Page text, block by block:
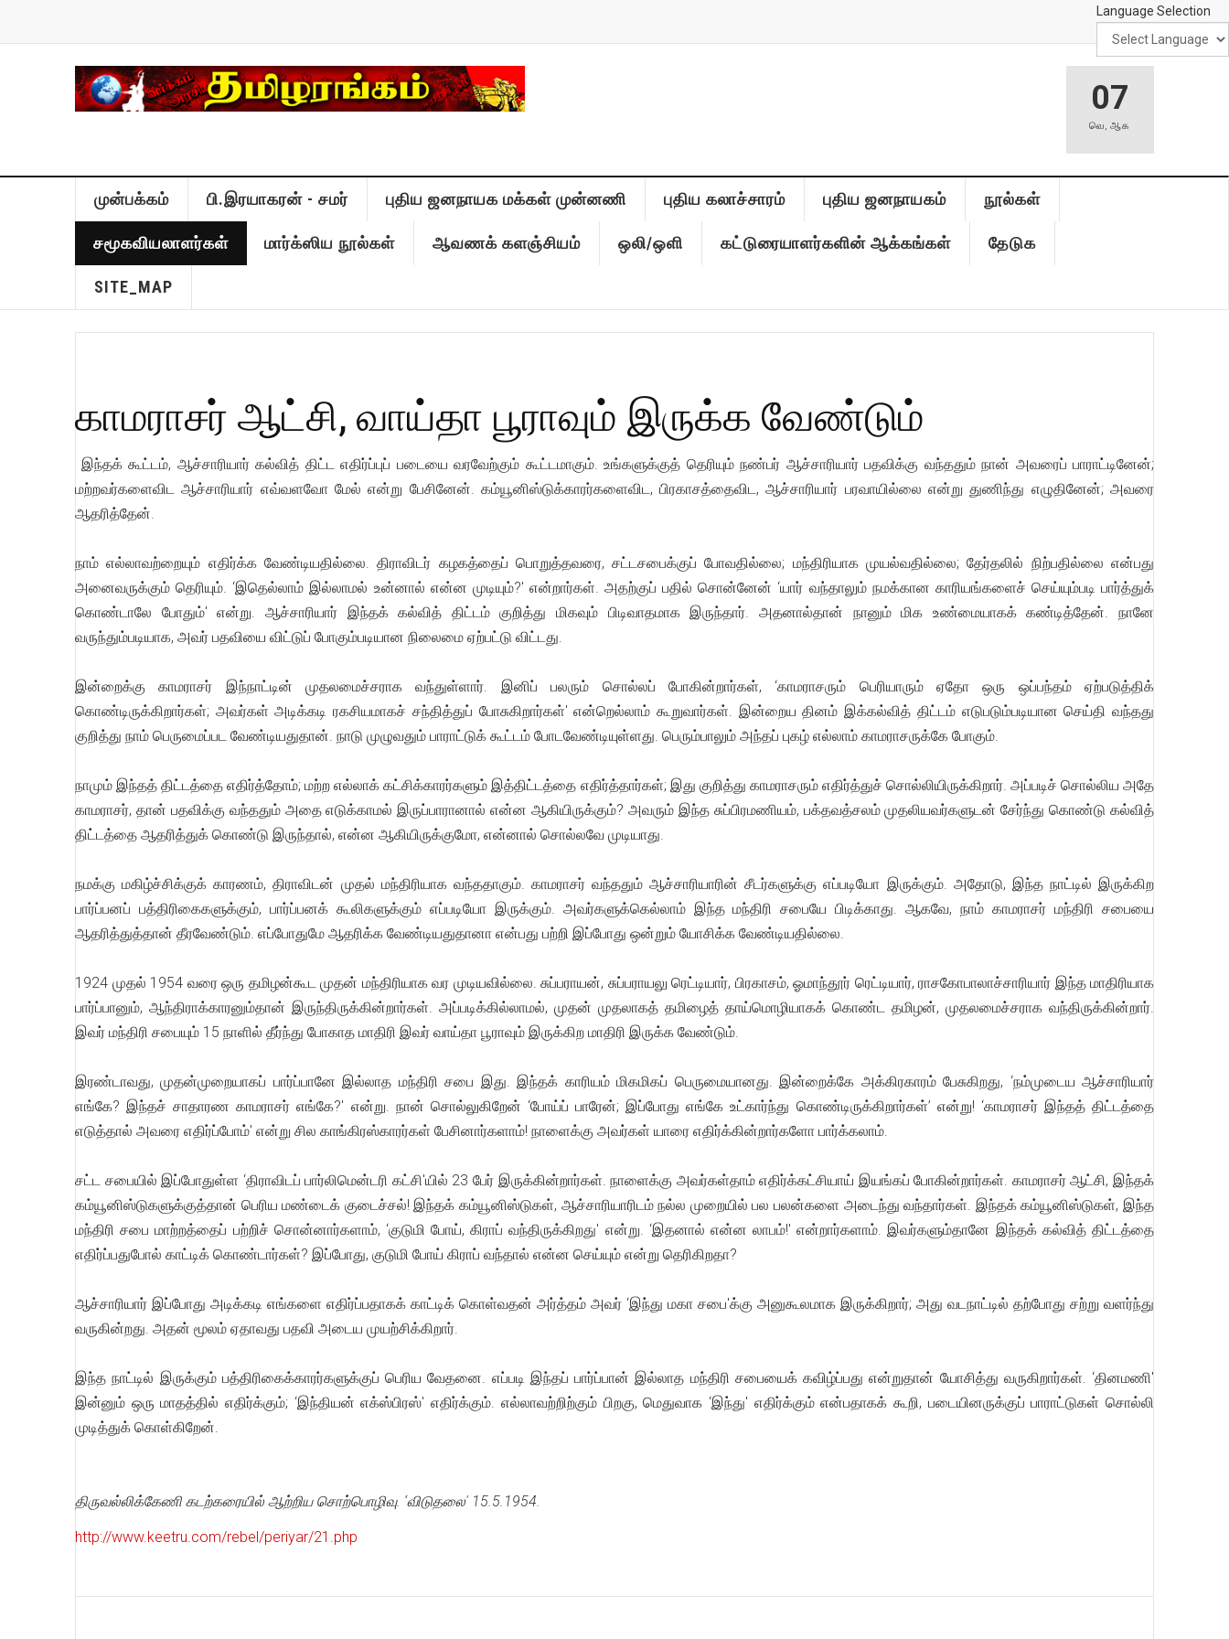
Language Selection
07
வெ,ஆக
முன்பக்கம் பி.இரயாகரன் - சமர் புதிய ஜனநாயக மக்கள் முன்னணி புதிய கலாச்சாரம் புதிய ஜனநாயகம் நூல்கள்
சமூகவியலாளர்கள் மார்க்ஸிய நூல்கள் ஆவணக் களஞ்சியம் ஒலி/ஒளி கட்டுரையாளர்களின் ஆக்கங்கள் தேடுக
SITE_MAP
காமராசர் ஆட்சி, வாய்தா பூராவும் இருக்க வேண்டும்
இந்தக் கூட்டம், ஆச்சாரியார் கல்வித் திட்ட எதிர்ப்புப் படையை வரவேற்கும் கூட்டமாகும். உங்களுக்குத் தெரியும் நண்பர் ஆச்சாரியார் பதவிக்கு வந்ததும் நான் அவரைப் பாராட்டினேன்;
மற்றவர்களைவிட ஆச்சாரியார் எவ்வளவோ மேல் என்று பேசினேன். கம்யூனிஸ்டுக்காரர்களைவிட, பிரகாசத்தைவிட, ஆச்சாரியார் பரவாயில்லை என்று துணிந்து எழுதினேன்; அவரை
ஆதரித்தேன்.
நாம் எல்லாவற்றையும் எதிர்க்க வேண்டியதில்லை. திராவிடர் கழகத்தைப் பொறுத்தவரை, சட்டசபைக்குப் போவதில்லை; மந்திரியாக முயல்வதில்லை; தேர்தலில் நிற்பதில்லை என்பது
அனைவருக்கும் தெரியும். ‘இதெல்லாம் இல்லாமல் உன்னால் என்ன முடியும்?' என்றார்கள். அதற்குப் பதில் சொன்னேன் ‘யார் வந்தாலும் நமக்கான காரியங்களைச் செய்யும்படி பார்த்துக்
கொண்டாலே போதும்' என்று. ஆச்சாரியார் இந்தக் கல்வித் திட்டம் குறித்து மிகவும் பிடிவாதமாக இருந்தார். அதனால்தான் நானும் மிக உண்மையாகக் கண்டித்தேன். நானே
வருந்தும்படியாக, அவர் பதவியை விட்டுப் போகும்படியான நிலைமை ஏற்பட்டு விட்டது.
இன்றைக்கு காமராசர் இந்நாட்டின் முதலமைச்சராக வந்துள்ளார். இனிப் பலரும் சொல்லப் போகின்றார்கள், ‘காமராசரும் பெரியாரும் ஏதோ ஒரு ஒப்பந்தம் ஏற்படுத்திக்
கொண்டிருக்கிறார்கள்; அவர்கள் அடிக்கடி ரகசியமாகச் சந்தித்துப் போசுகிறார்கள்' என்றெல்லாம் கூறுவார்கள். இன்றைய தினம் இக்கல்வித் திட்டம் எடுபடும்படியான செய்தி வந்தது
குறித்து நாம் பெருமைப்பட வேண்டியதுதான். நாடு முழுவதும் பாராட்டுக் கூட்டம் போடவேண்டியுள்ளது. பெரும்பாலும் அந்தப் புகழ் எல்லாம் காமராசருக்கே போகும்.
நாமும் இந்தத் திட்டத்தை எதிர்த்தோம்; மற்ற எல்லாக் கட்சிக்காரர்களும் இத்திட்டத்தை எதிர்த்தார்கள்; இது குறித்து காமராசரும் எதிர்த்துச் சொல்லியிருக்கிறார். அப்படிச் சொல்லிய அதே
காமராசர், தான் பதவிக்கு வந்ததும் அதை எடுக்காமல் இருப்பாரானால் என்ன ஆகியிருக்கும்? அவரும் இந்த சுப்பிரமணியம், பக்தவத்சலம் முதலியவர்களுடன் சேர்ந்து கொண்டு கல்வித்
திட்டத்தை ஆதரித்துக் கொண்டு இருந்தால், என்ன ஆகியிருக்குமோ, என்னால் சொல்லவே முடியாது.
நமக்கு மகிழ்ச்சிக்குக் காரணம், திராவிடன் முதல் மந்திரியாக வந்ததாகும். காமராசர் வந்ததும் ஆச்சாரியாரின் சீடர்களுக்கு எப்படியோ இருக்கும். அதோடு, இந்த நாட்டில் இருக்கிற
பார்ப்பனப் பத்திரிகைகளுக்கும், பார்ப்பனக் கூலிகளுக்கும் எப்படியோ இருக்கும். அவர்களுக்கெல்லாம் இந்த மந்திரி சபையே பிடிக்காது. ஆகவே, நாம் காமராசர் மந்திரி சபையை
ஆதரித்துத்தான் தீரவேண்டும். எப்போதுமே ஆதரிக்க வேண்டியதுதானா என்பது பற்றி இப்போது ஒன்றும் யோசிக்க வேண்டியதில்லை.
1924 முதல் 1954 வரை ஒரு தமிழன்கூட முதன் மந்திரியாக வர முடியவில்லை. சுப்பராயன், சுப்பராயலு ரெட்டியார், பிரகாசம், ஓமாந்தூர் ரெட்டியார், ராசகோபாலாச்சாரியார் இந்த மாதிரியாக
பார்ப்பானும், ஆந்திராக்காரனும்தான் இருந்திருக்கின்றார்கள். அப்படிக்கில்லாமல், முதன் முதலாகத் தமிழைத் தாய்மொழியாகக் கொண்ட தமிழன், முதலமைச்சராக வந்திருக்கின்றார்.
இவர் மந்திரி சபையும் 15 நாளில் தீர்ந்து போகாத மாதிரி இவர் வாய்தா பூராவும் இருக்கிற மாதிரி இருக்க வேண்டும்.
இரண்டாவது, முதன்முறையாகப் பார்ப்பானே இல்லாத மந்திரி சபை இது. இந்தக் காரியம் மிகமிகப் பெருமையானது. இன்றைக்கே அக்கிரகாரம் பேசுகிறது, ‘நம்முடைய ஆச்சாரியார்
எங்கே? இந்தச் சாதாரண காமராசர் எங்கே?' என்று. நான் சொல்லுகிறேன் ‘போய்ப் பாரேன்; இப்போது எங்கே உட்கார்ந்து கொண்டிருக்கிறார்கள்’ என்று! ‘காமராசர் இந்தத் திட்டத்தை
எடுத்தால் அவரை எதிர்ப்போம்' என்று சில காங்கிரஸ்காரர்கள் பேசினார்களாம்! நாளைக்கு அவர்கள் யாரை எதிர்க்கின்றார்களோ பார்க்கலாம்.
சட்ட சபையில் இப்போதுள்ள ‘திராவிடப் பார்லிமென்டரி கட்சி'யில் 23 பேர் இருக்கின்றார்கள். நாளைக்கு அவர்கள்தாம் எதிர்க்கட்சியாய் இயங்கப் போகின்றார்கள். காமராசர் ஆட்சி, இந்தக்
கம்யூனிஸ்டுகளுக்குத்தான் பெரிய மண்டைக் குடைச்சல்! இந்தக் கம்யூனிஸ்டுகள், ஆச்சாரியாரிடம் நல்ல முறையில் பல பலன்களை அடைந்து வந்தார்கள். இந்தக் கம்யூனிஸ்டுகள், இந்த
மந்திரி சபை மாற்றத்தைப் பற்றிச் சொன்னார்களாம், ‘குடுமி போய், கிராப் வந்திருக்கிறது' என்று. ‘இதனால் என்ன லாபம்!' என்றார்களாம். இவர்களும்தானே இந்தக் கல்வித் திட்டத்தை
எதிர்ப்பதுபோல் காட்டிக் கொண்டார்கள்? இப்போது, குடுமி போய் கிராப் வந்தால் என்ன செய்யும் என்று தெரிகிறதா?
ஆச்சாரியார் இப்போது அடிக்கடி எங்களை எதிர்ப்பதாகக் காட்டிக் கொள்வதன் அர்த்தம் அவர் ‘இந்து மகா சபை'க்கு அனுகூலமாக இருக்கிறார்; அது வடநாட்டில் தற்போது சற்று வளர்ந்து
வருகின்றது. அதன் மூலம் ஏதாவது பதவி அடைய முயற்சிக்கிறார்.
இந்த நாட்டில் இருக்கும் பத்திரிகைக்காரர்களுக்குப் பெரிய வேதனை. எப்படி இந்தப் பார்ப்பான் இல்லாத மந்திரி சபையைக் கவிழ்ப்பது என்றுதான் யோசித்து வருகிறார்கள். ‘தினமணி'
இன்னும் ஒரு மாதத்தில் எதிர்க்கும்; ‘இந்தியன் எக்ஸ்பிரஸ்' எதிர்க்கும். எல்லாவற்றிற்கும் பிறகு, மெதுவாக ‘இந்து' எதிர்க்கும் என்பதாகக் கூறி, படையினருக்குப் பாராட்டுகள் சொல்லி
முடித்துக் கொள்கிறேன்.
திருவல்லிக்கேணி கடற்கரையில் ஆற்றிய சொற்பொழிவு. ‘விடுதலை' 15.5.1954.
http://www.keetru.com/rebel/periyar/21.php